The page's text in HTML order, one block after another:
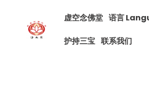
虚空念佛堂 语言
护持三宝 联系我们